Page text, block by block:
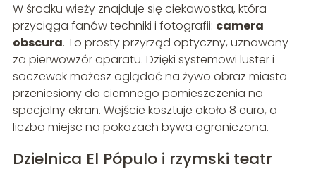
W środku wieży znajduje się ciekawostka, która
przyciąga fanów techniki i fotografii: camera
obscura. To prosty przyrząd optyczny, uznawany
za pierwowzór aparatu. Dzięki systemowi luster i
soczewek możesz oglądać na żywo obraz miasta
przeniesiony do ciemnego pomieszczenia na
specjalny ekran. Wejście kosztuje około 8 euro, a
liczba miejsc na pokazach bywa ograniczona.
Dzielnica El Pópulo i rzymski teatr